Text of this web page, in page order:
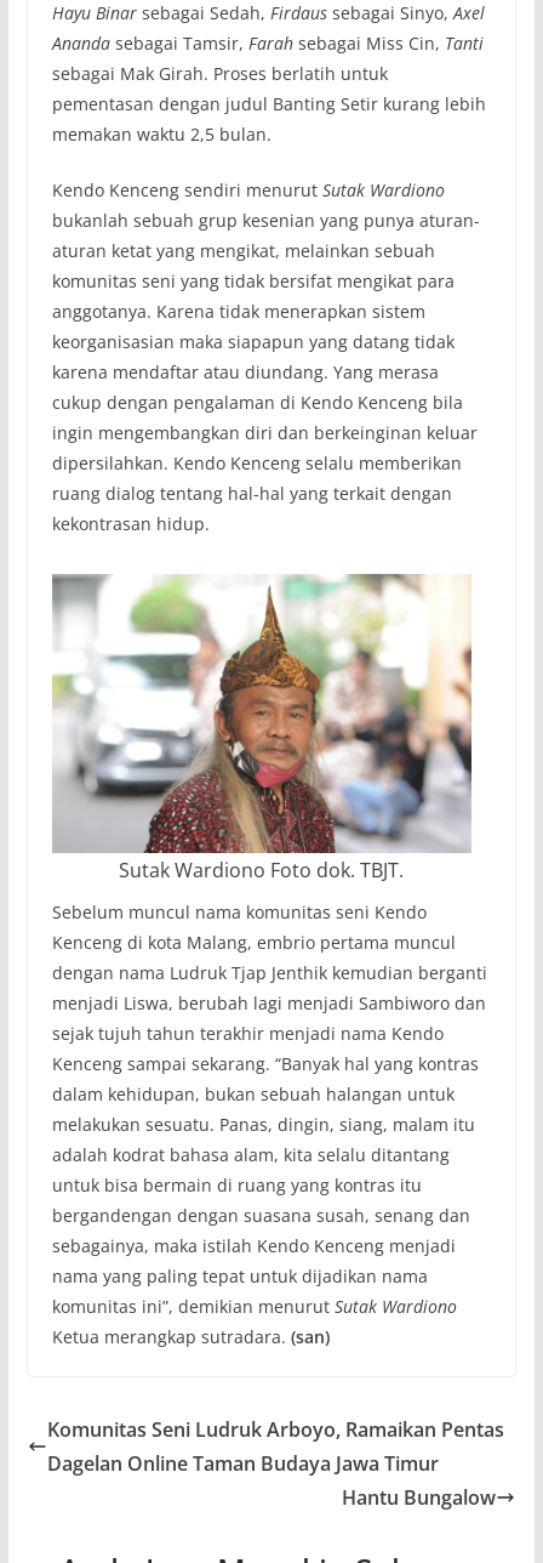
Hayu Binar sebagai Sedah, Firdaus sebagai Sinyo,Axel
Anandasebagai Tamsir, Farahsebagai Miss Cin, Tanti
sebagai Mak Girah. Proses berlatih untuk
pementasan dengan judul Banting Setir kurang lebih
memakan waktu 2,5 bulan.
Kendo Kenceng sendiri menurut Sutak Wardiono
bukanlah sebuah grup kesenian yang punya aturan-
aturan ketat yang mengikat, melainkan sebuah
komunitas seni yang tidak bersifat mengikat para
anggotanya. Karena tidak menerapkan sistem
keorganisasian maka siapapun yang datang tidak
karena mendaftar atau diundang. Yang merasa
cukup dengan pengalaman di Kendo Kenceng bila
ingin mengembangkan diri dan berkeinginan keluar
dipersilahkan. Kendo Kenceng selalu memberikan
ruang dialog tentang hal-hal yang terkait dengan
kekontrasan hidup.
Sutak Wardiono Foto dok. TBJT.
Sebelum muncul nama komunitas seni Kendo
Kenceng di kota Malang, embrio pertama muncul
dengan nama Ludruk Tjap Jenthik kemudian berganti
menjadi Liswa, berubah lagi menjadi Sambiworo dan
sejak tujuh tahun terakhir menjadi nama Kendo
Kenceng sampai sekarang. “Banyak hal yang kontras
dalam kehidupan, bukan sebuah halangan untuk
melakukan sesuatu. Panas, dingin, siang, malam itu
adalah kodrat bahasa alam, kita selalu ditantang
untuk bisa bermain di ruang yang kontras itu
bergandengan dengan suasana susah, senang dan
sebagainya, maka istilah Kendo Kenceng menjadi
nama yang paling tepat untuk dijadikan nama
komunitas ini”, demikian menurut Sutak Wardiono
Ketua merangkap sutradara. (san)
Komunitas Seni Ludruk Arboyo, Ramaikan Pentas
Dagelan Online Taman Budaya Jawa Timur
Hantu Bungalow